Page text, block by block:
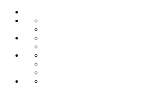
Saltar
Administración
Capacitación
Desarrollo
Gestión